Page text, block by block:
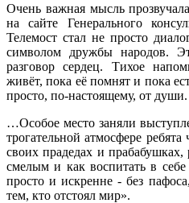
Очень важная мысль
на сайте Генерального
Телемост стал не просто
символом дружбы народов.
разговор сердец. Тихое
живёт, пока её помнят и пока
просто, по-настоящему, от души.
…Особое место заняли
трогательной атмосфере
своих прадедах и
смелым и как воспитать в
просто и искренне - без
тем, кто отстоял мир».